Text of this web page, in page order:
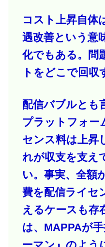
コスト上昇自体
遇改善という意
化でもある。問
トをどこで回収
配信バブルとも
プラットフォー
センス料は上昇
れが収支を支え
い。事実、全額
費を配信ライセ
えるケースも存
は、MAPPAが